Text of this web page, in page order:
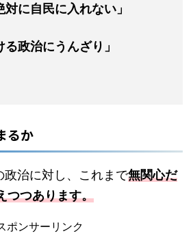
対に自民に入れない」
る政治にうんざり」
るか
政治に対し、これまで無関心だ
つつあります。
ポンサーリンク